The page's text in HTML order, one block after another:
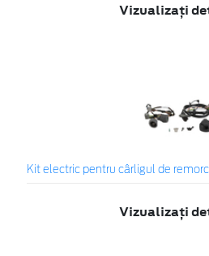
Vizualizați
Kit electric pentru cârligul de
Vizualizați